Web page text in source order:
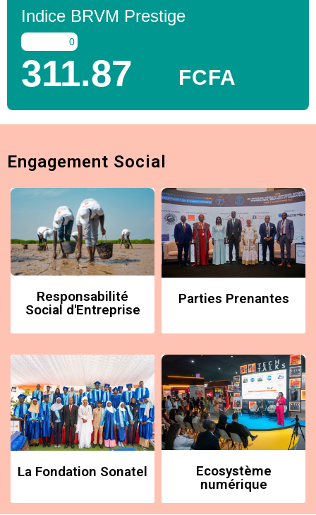
Indice BRVM Prestige
0
311.87 FCFA
Engagement Social
Responsabilité
Social d'Entreprise
Parties Prenantes
La Fondation Sonatel
Ecosystème
numérique